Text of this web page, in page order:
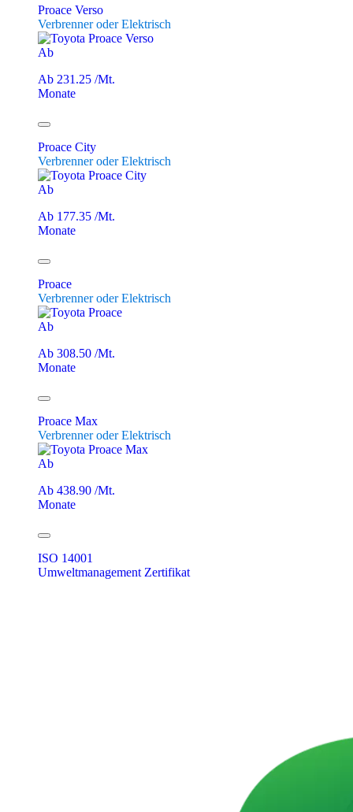
Proace Verso
Verbrenner oder Elektrisch
Ab
Ab 231.25 /Mt.
Monate
Proace City
Verbrenner oder Elektrisch
Ab
Ab 177.35 /Mt.
Monate
Proace
Verbrenner oder Elektrisch
Ab
Ab 308.50 /Mt.
Monate
Proace Max
Verbrenner oder Elektrisch
Ab
Ab 438.90 /Mt.
Monate
ISO 14001
Umweltmanagement Zertifikat